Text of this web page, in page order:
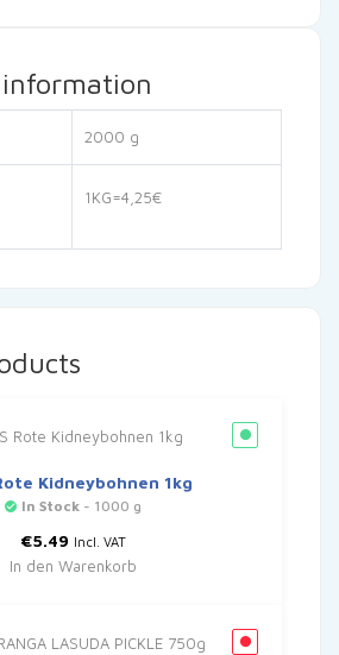
2000 g
1KG=4,25€
Kidneybohnen 1kg
In Stock - 1000 g
€5.49 Incl. VAT
In den Warenkorb